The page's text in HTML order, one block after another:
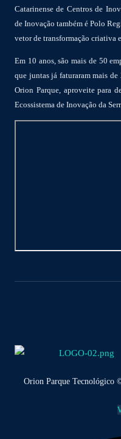
Catarinense de Centros de
de Inovação também é Polo
vetor de transformação criativa
Em 10 anos, são mais de 50
que juntas já faturaram mais
Orion Parque, aproveite para
Ecossistema de Inovação da
Orion Parque Tecnológico